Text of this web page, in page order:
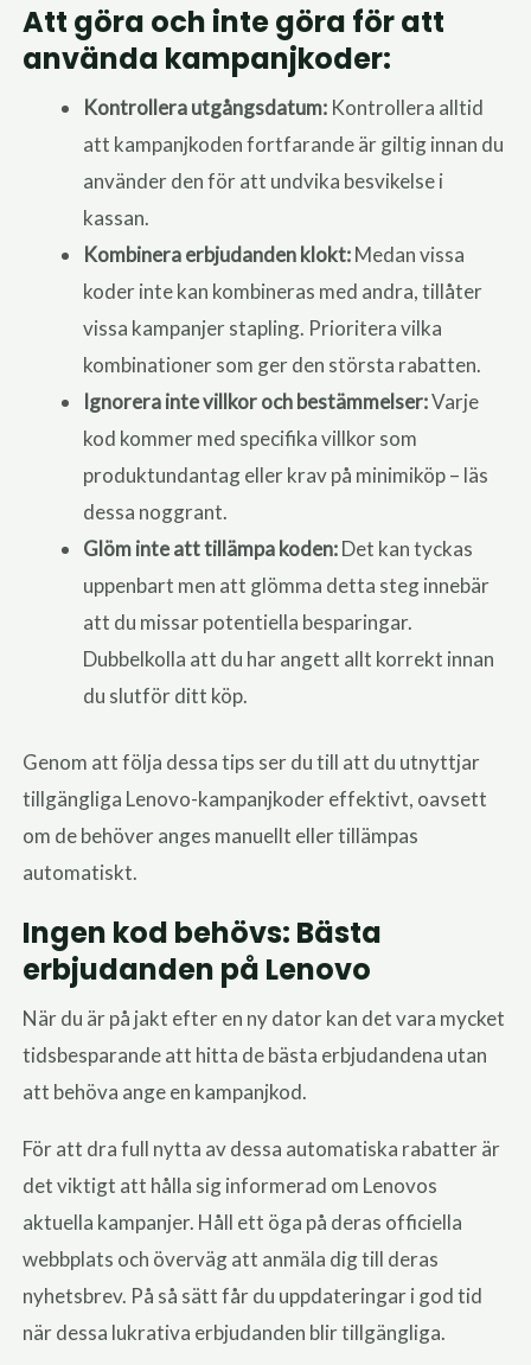
Att göra och inte göra för att
använda kampanjkoder:
Kontrollera utgångsdatum: Kontrollera alltid
att kampanjkoden fortfarande är giltig innan du
använder den för att undvika besvikelse i
kassan.
Kombinera erbjudanden klokt:Medan vissa
koder inte kan kombineras med andra, tillåter
vissa kampanjer stapling. Prioritera vilka
kombinationer som ger den största rabatten.
Ignorera inte villkor och bestämmelser:Varje
kod kommer med specifika villkor som
produktundantag eller krav på minimiköp – läs
dessa noggrant.
Glöm inte att tillämpa koden:Det kan tyckas
uppenbart men att glömma detta steg innebär
att du missar potentiella besparingar.
Dubbelkolla att du har angett allt korrekt innan
du slutför ditt köp.
Genom att följa dessa tips ser du till att du utnyttjar
tillgängliga Lenovo-kampanjkoder effektivt, oavsett
om de behöver anges manuellt eller tillämpas
automatiskt.
Ingen kod behövs: Bästa
erbjudanden på Lenovo
När du är på jakt efter en ny dator kan det vara mycket
tidsbesparande att hitta de bästa erbjudandena utan
att behöva ange en kampanjkod.
För att dra full nytta av dessa automatiska rabatter är
det viktigt att hålla sig informerad om Lenovos
aktuella kampanjer. Håll ett öga på deras officiella
webbplats och överväg att anmäla dig till deras
nyhetsbrev. På så sätt får du uppdateringar i god tid
när dessa lukrativa erbjudanden blir tillgängliga.